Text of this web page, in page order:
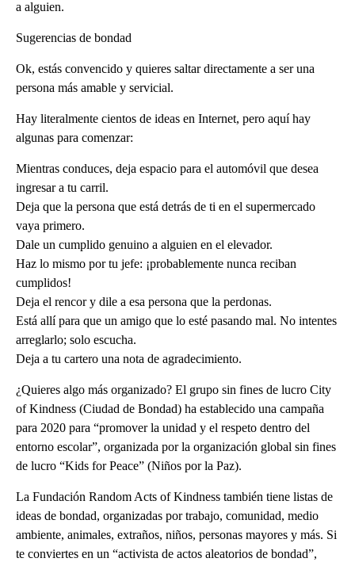
a alguien.
Sugerencias de bondad
Ok, estás convencido y quieres saltar directamente a ser una
persona más amable y servicial.
Hay literalmente cientos de ideas en Internet, pero aquí hay
algunas para comenzar:
Mientras conduces, deja espacio para el automóvil que desea
ingresar a tu carril.
Deja que la persona que está detrás de ti en el supermercado
vaya primero.
Dale un cumplido genuino a alguien en el elevador.
Haz lo mismo por tu jefe: ¡probablemente nunca reciban
cumplidos!
Deja el rencor y dile a esa persona que la perdonas.
Está allí para que un amigo que lo esté pasando mal. No intentes
arreglarlo; solo escucha.
Deja a tu cartero una nota de agradecimiento.
¿Quieres algo más organizado? El grupo sin fines de lucro City
of Kindness (Ciudad de Bondad) ha establecido una campaña
para 2020 para “promover la unidad y el respeto dentro del
entorno escolar”, organizada por la organización global sin fines
de lucro “Kids for Peace” (Niños por la Paz).
La Fundación Random Acts of Kindness también tiene listas de
ideas de bondad, organizadas por trabajo, comunidad, medio
ambiente, animales, extraños, niños, personas mayores y más. Si
te conviertes en un “activista de actos aleatorios de bondad”,